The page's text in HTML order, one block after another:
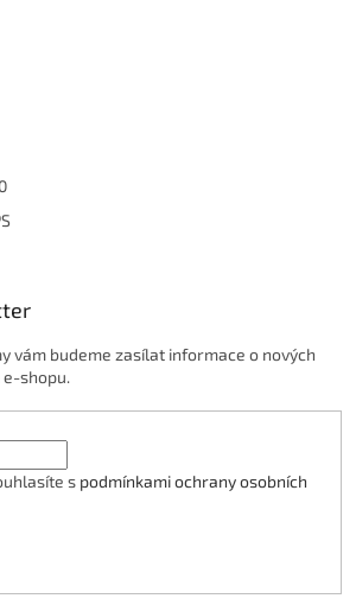
vám budeme zasílat informace o nových
shopu.
s podmínkami ochrany osobních